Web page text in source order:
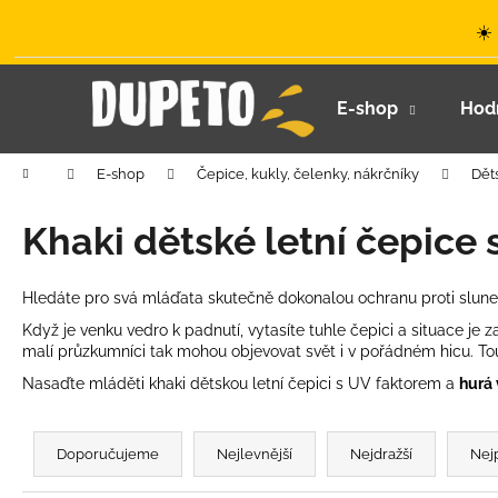
☀️
E-shop
Domů E-shop Čepice, kukly, čelenky, nákrčníky
Khaki dětské letní čepice
Hledáte pro svá mláďata skutečně dokonalou ochranu proti
Když je venku vedro k padnutí, vytasíte tuhle čepici a situace je
malí průzkumníci tak mohou objevovat svět i v pořádném hicu.
Nasaďte mláděti khaki dětskou letní čepici s UV faktorem a hurá
Ř
z
Doporučujeme Nejlevnější Nejdražší
š
Zpět
obchodu
Zpět
obchodu
LETNÍ KLOBOUČEK S OUŠKY UV 30